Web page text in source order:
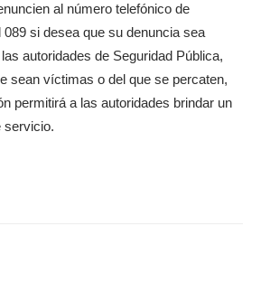
al número telefónico de
si desea que su denuncia sea
autoridades de Seguridad Pública,
sean víctimas o del que se percaten,
permitirá a las autoridades brindar un
servicio.